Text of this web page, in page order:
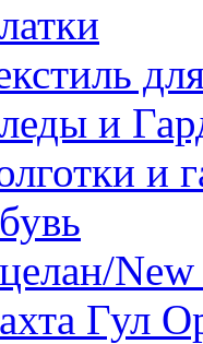
и
и
Гул